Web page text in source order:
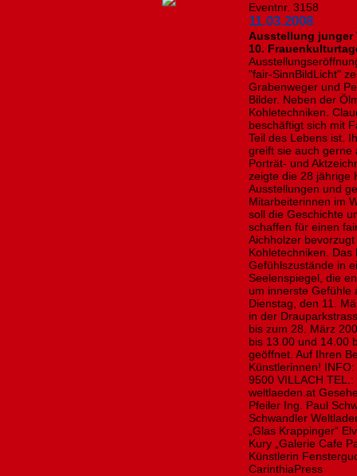
Eventnr. 3158
11.03.2008
Ausstellung junger
10.
"fair-SinnBildLicht"
Grabenweger und
Bilder. Neben der
Kohletechniken.
beschäftigt sich mit
Teil des Lebens ist.
greift sie auch gerne
Porträt- und
zeigte die 28 jährige
Ausstellungen und
Mitarbeiterinnen im
soll die Geschichte
schaffen für einen
Aichholzer
Kohletechniken.
Gefühlszustände in
Seelenspiegel, die
um innerste Gefühle
Dienstag, den 11.
in der
bis zum 28. März
bis 13.00 und 14.00
geöffnet. Auf Ihren
Künstlerinnen!
9500 VILLACH
weltlaeden.at
Pfeiler Ing. Paul
Schwandler
„Glas Krappinger“
Kury „Galerie Cafe
Künstlerin
CarinthiaPress